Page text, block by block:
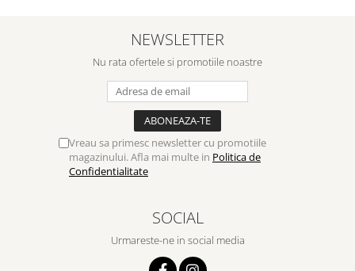
NEWSLETTER
Nu rata ofertele si promotiile noastre
Vreau sa primesc newsletter cu promotiile
magazinului. Afla mai multe in Politica de
Confidentialitate
SOCIAL
Urmareste-ne in social media